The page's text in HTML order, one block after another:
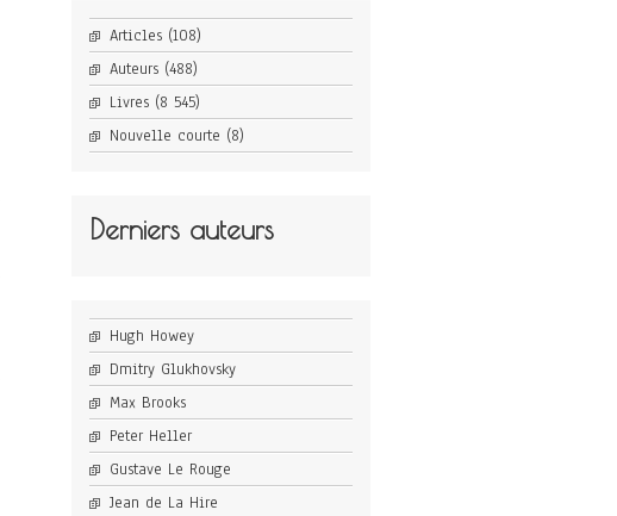
Articles(108)
Auteurs(488)
Livres(8 545)
Nouvelle courte (8)
Derniers auteurs
Hugh Howey
Dmitry Glukhovsky
Max Brooks
Peter Heller
Gustave Le Rouge
Jean de La Hire